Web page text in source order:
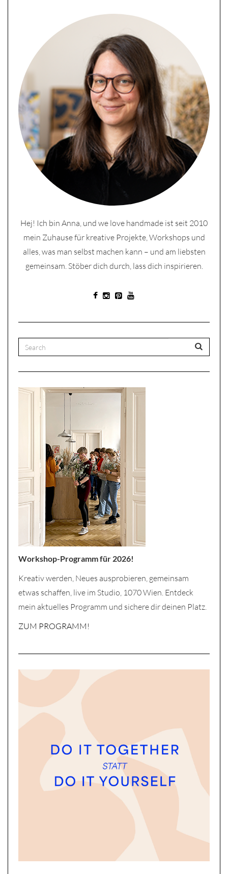
Hej! Ich bin Anna, und we love handmade ist seit 2010
mein Zuhause für kreative Projekte, Workshops und
alles, was man selbst machen kann – und am liebsten
gemeinsam. Stöber dich durch, lass dich inspirieren.
Workshop-Programm für 2026!
Kreativ werden, Neues ausprobieren, gemeinsam
etwas schaffen, live im Studio, 1070 Wien. Entdeck
mein aktuelles Programm und sichere dir deinen Platz.
ZUM PROGRAMM!